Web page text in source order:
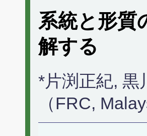
系統と形質
解する
*片渕正紀, 黒
（FRC,